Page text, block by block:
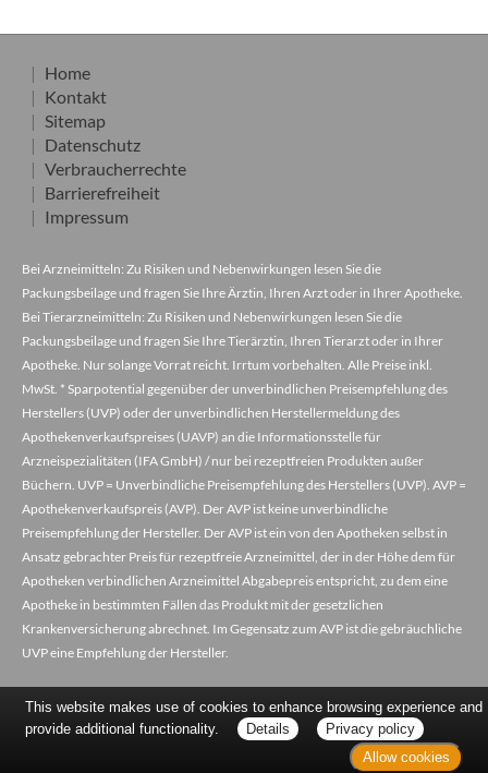
Home
Kontakt
Sitemap
Datenschutz
Verbraucherrechte
Barrierefreiheit
Impressum
Bei Arzneimitteln: Zu Risiken und Nebenwirkungen lesen Sie die
Packungsbeilage und fragen Sie Ihre Ärztin, Ihren Arzt oder in Ihrer Apotheke.
Bei Tierarzneimitteln: Zu Risiken und Nebenwirkungen lesen Sie die
Packungsbeilage und fragen Sie Ihre Tierärztin, Ihren Tierarzt oder in Ihrer
Apotheke. Nur solange Vorrat reicht. Irrtum vorbehalten. Alle Preise inkl.
MwSt. * Sparpotential gegenüber der unverbindlichen Preisempfehlung des
Herstellers (UVP) oder der unverbindlichen Herstellermeldung des
Apothekenverkaufspreises (UAVP) an die Informationsstelle für
Arzneispezialitäten (IFA GmbH) / nur bei rezeptfreien Produkten außer
Büchern. UVP = Unverbindliche Preisempfehlung des Herstellers (UVP). AVP =
Apothekenverkaufspreis (AVP). Der AVP ist keine unverbindliche
Preisempfehlung der Hersteller. Der AVP ist ein von den Apotheken selbst in
Ansatz gebrachter Preis für rezeptfreie Arzneimittel, der in der Höhe dem für
Apotheken verbindlichen Arzneimittel Abgabepreis entspricht, zu dem eine
Apotheke in bestimmten Fällen das Produkt mit der gesetzlichen
Krankenversicherung abrechnet. Im Gegensatz zum AVP ist die gebräuchliche
UVP eine Empfehlung der Hersteller.
This website makes use of cookies to enhance browsing experience and
provide additional functionality.
Details
Privacy policy
Allow cookies